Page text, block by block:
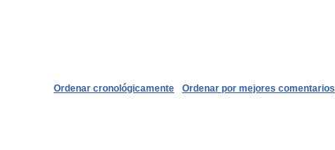
Ordenar por mejores comentarios
Ordenar cronológicamente